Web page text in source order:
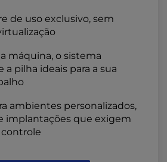
de uso exclusivo, sem
máquina, o sistema
a pilha ideais para a sua
ambientes personalizados,
implantações que exigem